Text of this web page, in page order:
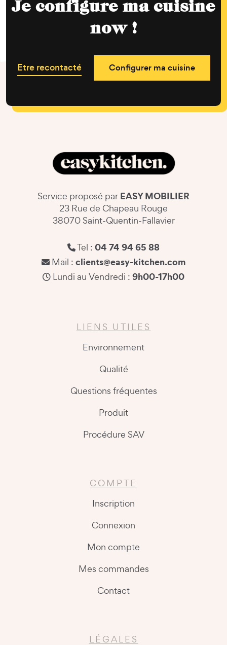
Je configure ma cuisine
now !
Etre recontacté Configurer ma cuisine
Service proposé par EASY MOBILIER
23 Rue de Chapeau Rouge
38070 Saint-Quentin-Fallavier
Tel : 04 74 94 65 88
Mail : clients@easy-kitchen.com
Lundi au Vendredi : 9h00-17h00
LIENS UTILES
Environnement
Qualité
Questions fréquentes
Produit
Procédure SAV
COMPTE
Inscription
Connexion
Mon compte
Mes commandes
Contact
LÉGALES